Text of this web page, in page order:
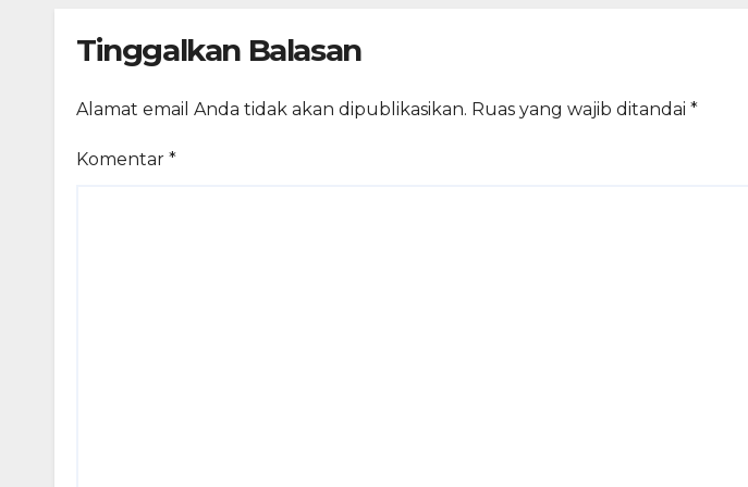
Tinggalkan Balasan
Alamat email Anda tidak akan dipublikasikan. Ruas yang wajib ditandai *
Komentar *